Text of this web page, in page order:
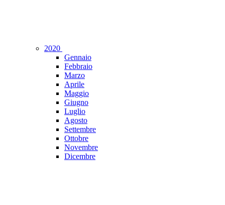
2020
Gennaio
Febbraio
Marzo
Aprile
Maggio
Giugno
Luglio
Agosto
Settembre
Ottobre
Novembre
Dicembre